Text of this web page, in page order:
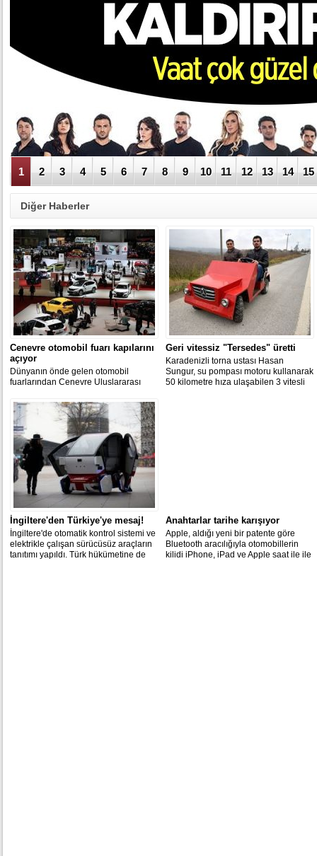
1 2 3 4 5 6 7 8 9 10 11 12 13 14 15
Diğer Haberler
Cenevre otomobil fuarı kapılarını
açıyor
​Dünyanın önde gelen otomobil
fuarlarından Cenevre Uluslararası
severlerle buluşacak.
Geri vitessiz "Tersedes" üretti
Karadenizli torna ustası Hasan
Sungur, su pompası motoru kullanarak
50 kilometre hıza ulaşabilen 3 vitesli
İngiltere'den Türkiye'ye mesaj!
İngiltere'de otomatik kontrol sistemi ve
elektrikle çalışan sürücüsüz araçların
tanıtımı yapıldı. Türk hükümetine de
Anahtarlar tarihe karışıyor
Apple, aldığı yeni bir patente göre
Bluetooth aracılığıyla otomobillerin
kilidi iPhone, iPad ve Apple saat ile ile